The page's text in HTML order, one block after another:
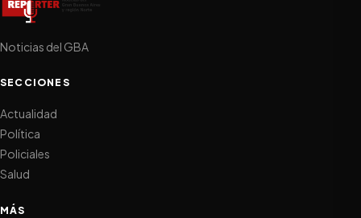
Noticias del GBA
SECCIONES
Actualidad
Política
Policiales
Salud
MÁS